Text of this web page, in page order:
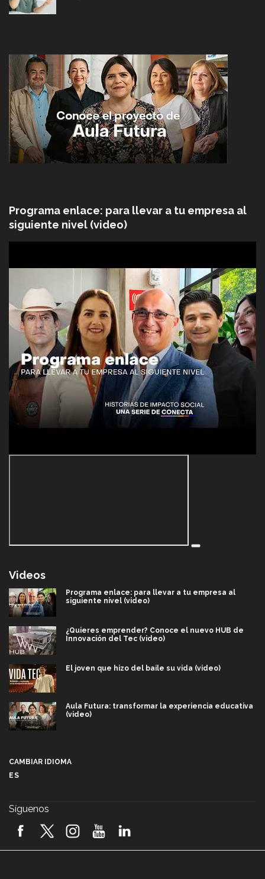
Programa enlace: para llevar a tu empresa al
siguiente nivel (video)
Videos
Programa enlace: para llevar a tu empresa al
siguiente nivel (video)
¿Quieres emprender? Conoce el nuevo HUB de
Innovación del Tec (video)
El joven que hizo del baile su vida (video)
Aula Futura: transformar la experiencia educativa
(video)
2026! (video)
CAMBIAR IDIOMA
ES
Síguenos